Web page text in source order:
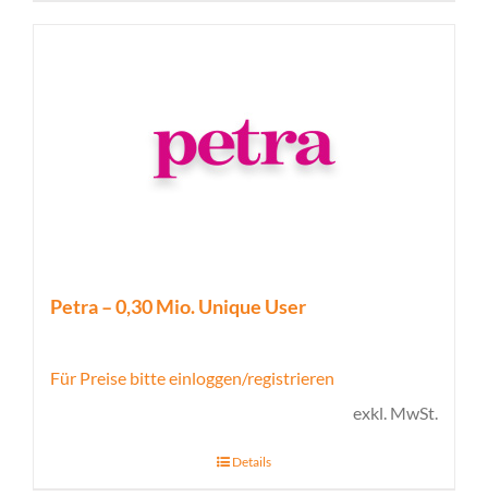
Petra – 0,30 Mio. Unique User
Für Preise bitte einloggen/registrieren
exkl. MwSt.
Details